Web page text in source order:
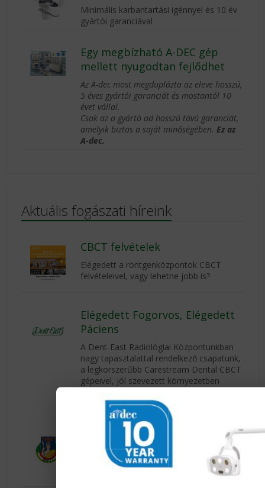
Minimális karbantartási igénnyel és 10 év
gyártói garanciával
Egy megbízható A-DEC gép
mellett nyugodtan fejlődhet
Az A-dec most megduplázta az eleve hosszú,
5 éves gyártói garanciát és mostantól 10
évet vállal.
Csak az a gyártó ad hosszú távú garanciát,
amelyik biztos a saját minőségében. Ez az
A-dec.
Aktuális fogászati híreink
CBCT felvételek
Elégedett a röntgenközpontok CBCT
felvételeivel, vagy lehetne jobb is?
Elégedett Fogorvos, Elégedett
Páciens
A Dent-East Radiológiai Központunkban
nagy tapasztalattal rendelkező csapatunk,
a legkorszerűbb Carestream Dental CBCT
gépeivel, jól szevezett környezetben
Pácienseiknek, mint elsőre gondolná.
MAGYAR KATONAI-
KATASZTRÓFAORVOSTANI
TÁRSASÁG XXVII. Tudományos